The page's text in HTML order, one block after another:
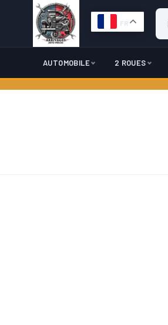
FR
AUTOMOBILE 2 ROUES